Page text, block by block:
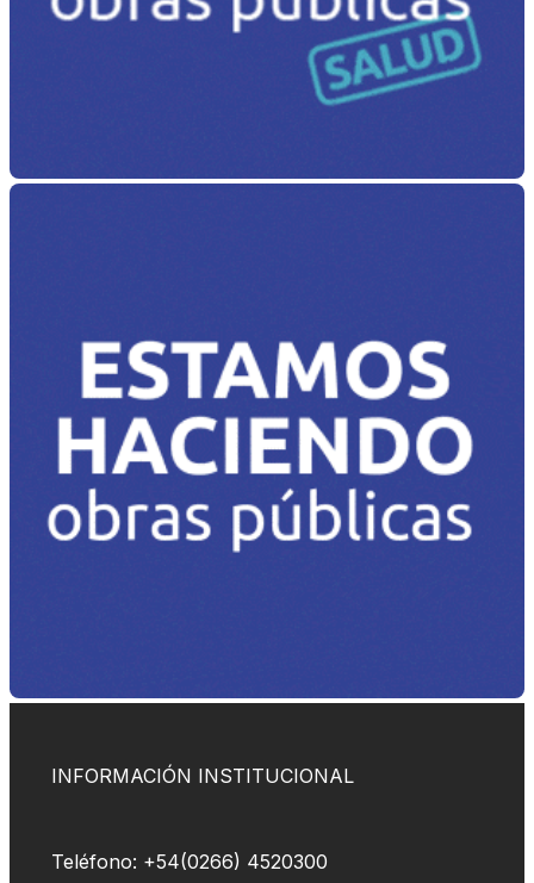
INFORMACIÓN INSTITUCIONAL
Teléfono: +54(0266) 4520300